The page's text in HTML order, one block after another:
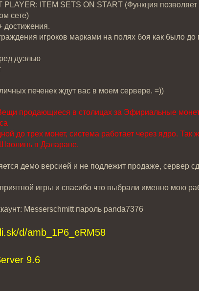
PLAYER: ITEM SETS ON START (Функция
сете)
достижения.
игроков марками на полях боя как было до
дуэлью
печенек ждут вас в моем сервере. =))
продающиеся в столицах за Эфириальные
до трех монет, система работает через ядро.
в Даларане.
демо версией и не подлежит продаже, сервер
игры и спасибо что выбрали именно мою
Messerschmitt пароль panda7376
d/amb_1P6_eRM58
9.6